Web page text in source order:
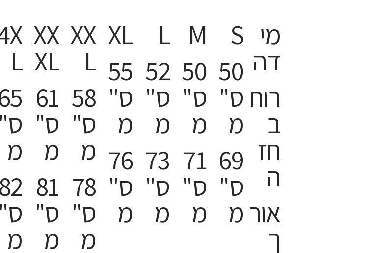
L
ס"
מ
82
ס"
מ
XX
XL
61
ס"
מ
81
ס"
מ
XX
L
58
ס"
מ
78
ס"
מ
XL
55
ס"
מ
76
ס"
מ
L
52
ס"
מ
73
ס"
מ
M
50
ס"
מ
71
ס"
מ
S
50
ס"
מ
69
ס"
מ
מי
דה
רוח
ב
חז
ה
אור
ך